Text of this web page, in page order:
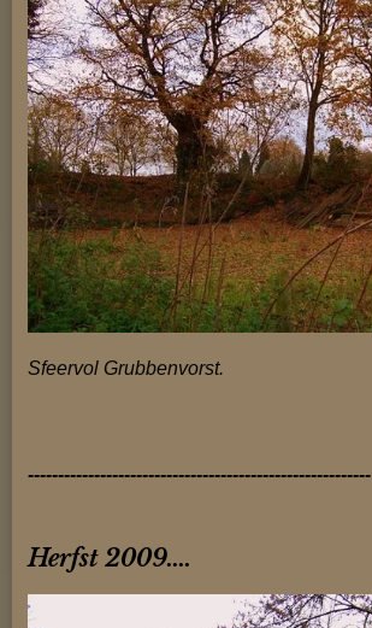
Sfeervol Grubbenvorst.
---------------------------------------------------------
Herfst 2009....